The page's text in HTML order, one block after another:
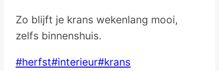
Zo blijft je krans wekenlang mooi,
zelfs binnenshuis.
Post
#herfst#interieur#krans